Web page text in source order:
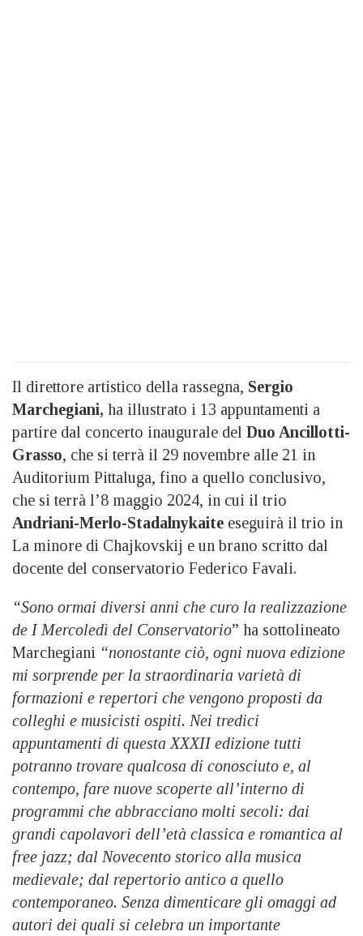
Il direttore artistico della rassegna, Sergio
Marchegiani, ha illustrato i 13 appuntamenti a
partire dal concerto inaugurale del Duo Ancillotti-
Grasso, che si terrà il 29 novembre alle 21 in
Auditorium Pittaluga, fino a quello conclusivo,
che si terrà l’8 maggio 2024, in cui il trio
Andriani-Merlo-Stadalnykaite eseguirà il trio in
La minore di Chajkovskij e un brano scritto dal
docente del conservatorio Federico Favali.
“Sono ormai diversi anni che curo la realizzazione
de I Mercoledì del Conservatorio” ha sottolineato
Marchegiani “nonostante ciò, ogni nuova edizione
mi sorprende per la straordinaria varietà di
formazioni e repertori che vengono proposti da
colleghi e musicisti ospiti. Nei tredici
appuntamenti di questa XXXII edizione tutti
potranno trovare qualcosa di conosciuto e, al
contempo, fare nuove scoperte all’interno di
programmi che abbracciano molti secoli: dai
grandi capolavori dell’età classica e romantica al
free jazz; dal Novecento storico alla musica
medievale; dal repertorio antico a quello
contemporaneo. Senza dimenticare gli omaggi ad
autori dei quali si celebra un importante